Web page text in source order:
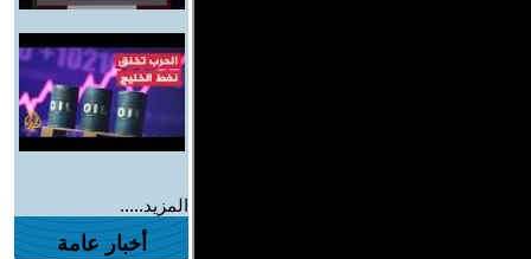
المزيد.....
أخبار عامة